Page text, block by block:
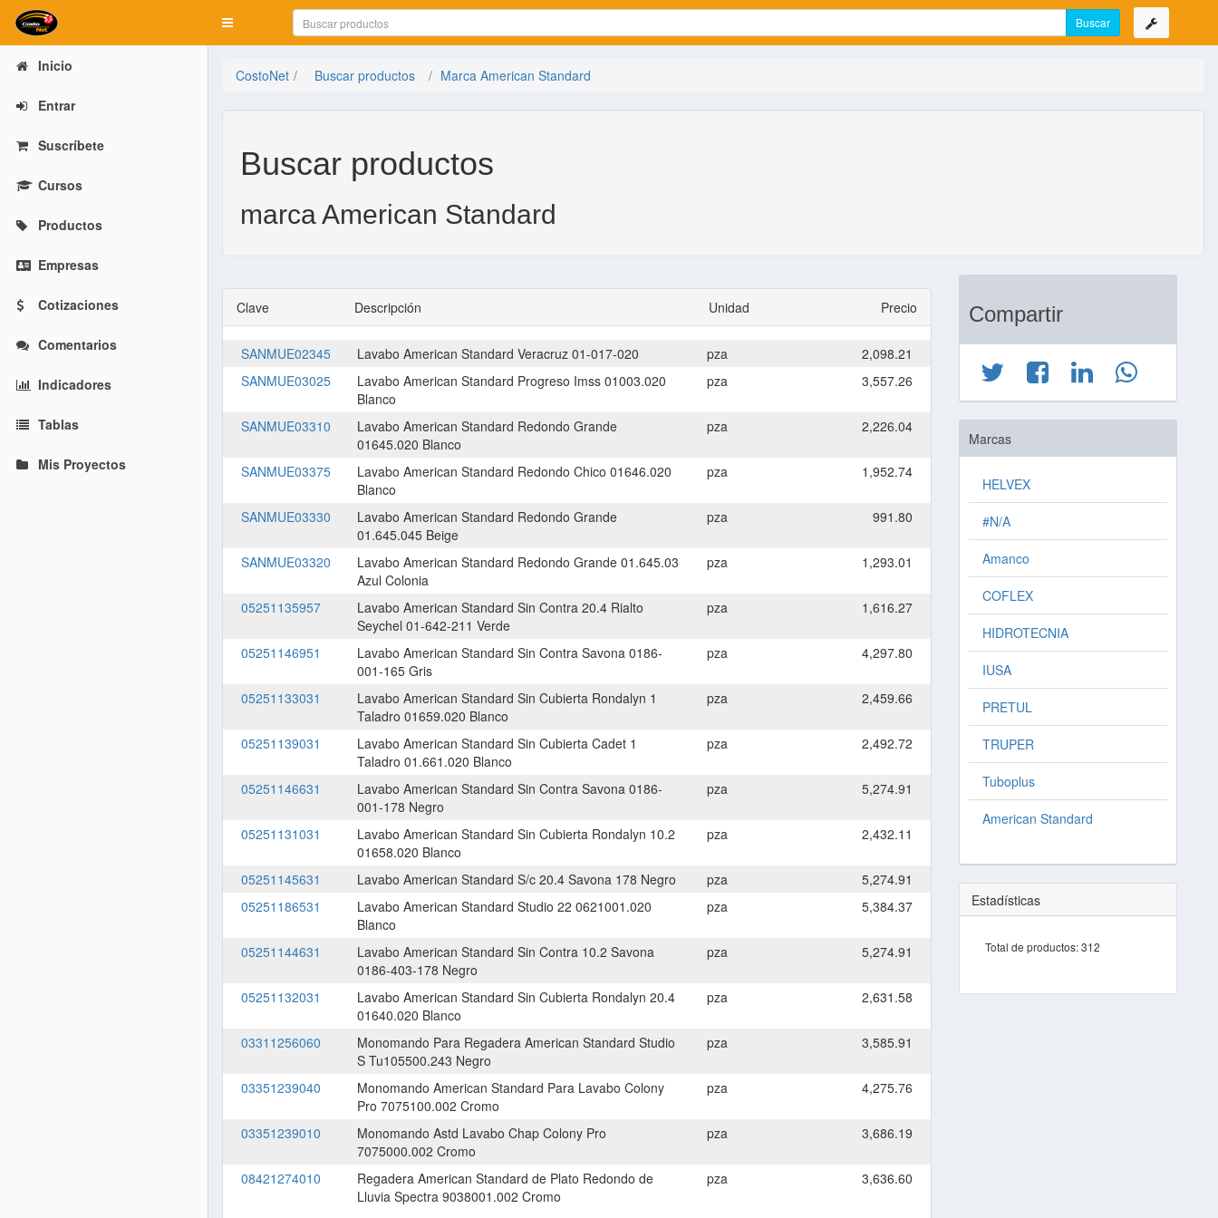
Mostrar menú
Inicio
Entrar
Suscríbete
Cursos
Productos
Empresas
Cotizaciones
Comentarios
Indicadores
Tablas
Mis Proyectos
CostoNet Buscar productos Marca American Standard
Buscar productos
marca American Standard
Clave Descripción Unidad Precio
SANMUE02345 Lavabo American Standard Veracruz 01-017-020 pza
2,098.21
SANMUE03025
Lavabo American Standard Progreso Imss 01003.020
Blanco
pza 3,557.26
SANMUE03310
Lavabo American Standard Redondo Grande
01645.020 Blanco
pza 2,226.04
SANMUE03375
Lavabo American Standard Redondo Chico 01646.020
Blanco
pza 1,952.74
SANMUE03330
Lavabo American Standard Redondo Grande
01.645.045 Beige
pza 991.80
SANMUE03320
Lavabo American Standard Redondo Grande 01.645.03
Azul Colonia
pza 1,293.01
05251135957
Lavabo American Standard Sin Contra 20.4 Rialto
Seychel 01-642-211 Verde
pza 1,616.27
05251146951
Lavabo American Standard Sin Contra Savona 0186-
001-165 Gris
pza 4,297.80
05251133031
Lavabo American Standard Sin Cubierta Rondalyn 1
Taladro 01659.020 Blanco
pza 2,459.66
05251139031
Lavabo American Standard Sin Cubierta Cadet 1
Taladro 01.661.020 Blanco
pza 2,492.72
05251146631
Lavabo American Standard Sin Contra Savona 0186-
001-178 Negro
pza 5,274.91
05251131031
Lavabo American Standard Sin Cubierta Rondalyn 10.2
01658.020 Blanco
pza 2,432.11
05251145631 Lavabo American Standard S/c 20.4 Savona 178 Negro pza
5,274.91
05251186531
Lavabo American Standard Studio 22 0621001.020
Blanco
pza 5,384.37
05251144631
Lavabo American Standard Sin Contra 10.2 Savona
0186-403-178 Negro
pza 5,274.91
05251132031
Lavabo American Standard Sin Cubierta Rondalyn 20.4
01640.020 Blanco
pza 2,631.58
03311256060
Monomando Para Regadera American Standard Studio
S Tu105500.243 Negro
pza 3,585.91
03351239040
Monomando American Standard Para Lavabo Colony
Pro 7075100.002 Cromo
pza 4,275.76
03351239010
Monomando Astd Lavabo Chap Colony Pro
7075000.002 Cromo
pza 3,686.19
08421274010
Regadera American Standard de Plato Redondo de
Lluvia Spectra 9038001.002 Cromo
pza 3,636.60
Compartir
Marcas
HELVEX
#N/A
Amanco
COFLEX
HIDROTECNIA
IUSA
PRETUL
TRUPER
Tuboplus
American Standard
Estadísticas
Total de productos:312